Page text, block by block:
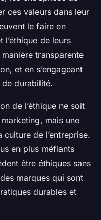
ces valeurs dans leur
le faire en
l’éthique de leurs
transparente
et en s’engageant
durabilité.
de l’éthique ne soit
mais une
de l’entreprise.
en plus méfiants
être éthiques sans
marques qui sont
durables et